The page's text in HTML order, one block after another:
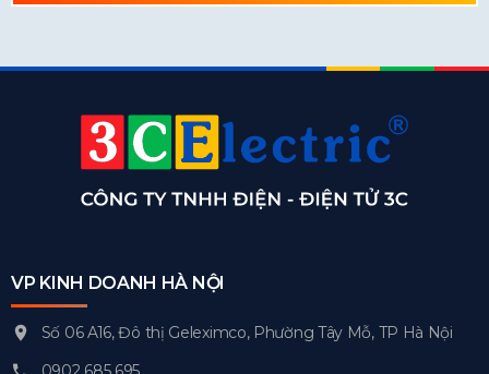
VP KINH DOANH HÀ NỘI
Số 06 A16, Đô thị Geleximco, Phường Tây Mỗ, TP Hà Nội